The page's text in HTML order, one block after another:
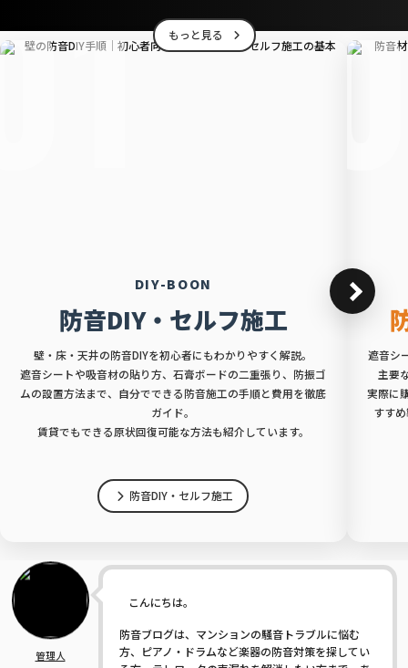
もっと見る
DIY-BOON
防音DIY・セルフ施工
壁・床・天井の防音DIYを初心者にもわかりやすく解説。
遮音シートや吸音材の貼り方、石膏ボードの二重張り、防振ゴ
ムの設置方法まで、自分でできる防音施工の手順と費用を徹底
ガイド。
賃貸でもできる原状回復可能な方法も紹介しています。
防音DIY・セルフ施工
遮音シ
主要
実際に
すす
管理人
こんにちは。
防音ブログは、マンションの騒音トラブルに悩む
方、ピアノ・ドラムなど楽器の防音対策を探してい